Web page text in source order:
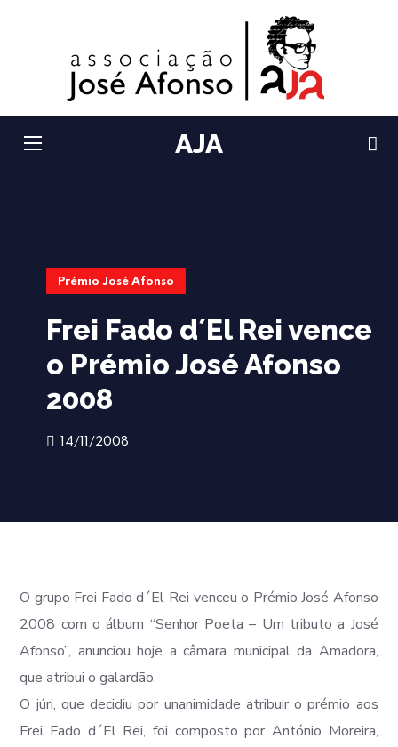
AJA
Prémio José Afonso
Frei Fado d´El Rei vence
o Prémio José Afonso
2008
14/11/2008
O grupo Frei Fado d´El Rei venceu o Prémio José Afonso
2008 com o álbum “Senhor Poeta – Um tributo a José
Afonso”, anunciou hoje a câmara municipal da Amadora,
que atribui o galardão.
O júri, que decidiu por unanimidade atribuir o prémio aos
Frei Fado d´El Rei, foi composto por António Moreira,